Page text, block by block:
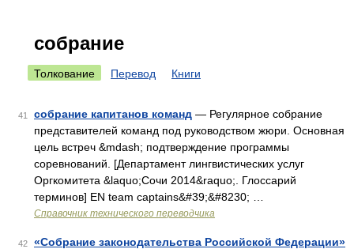
собрание
Толкование Перевод Книги
41 собрание капитанов команд — Регулярное собрание
представителей команд под руководством жюри. Основная
цель встреч &mdash; подтверждение программы
соревнований. [Департамент лингвистических услуг
Оргкомитета &laquo;Сочи 2014&raquo;. Глоссарий
терминов] EN team captains&#39;&#8230; …
Справочник технического переводчика
42
«Собрание законодательства Российской Федерации»